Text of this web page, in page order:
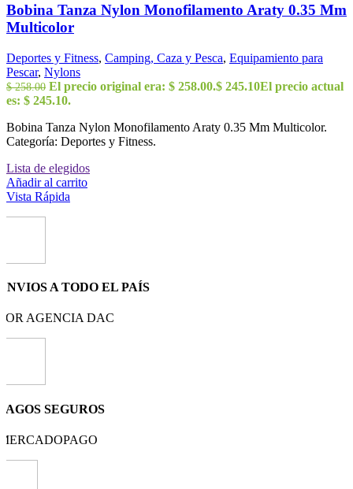
Bobina Tanza Nylon Monofilamento Araty 0.35 Mm
Multicolor
Deportes y Fitness, Camping, Caza y Pesca, Equipamiento para
Pescar, Nylons
$258.00 El precio original era: $ 258.00.$ 245.10El precio actual
es: $ 245.10.
Bobina Tanza Nylon Monofilamento Araty 0.35 Mm Multicolor.
Categoría: Deportes y Fitness.
Lista de elegidos
Añadir al carrito
Vista Rápida
A TODO EL PAÍS
AGENCIA DAC
SEGUROS